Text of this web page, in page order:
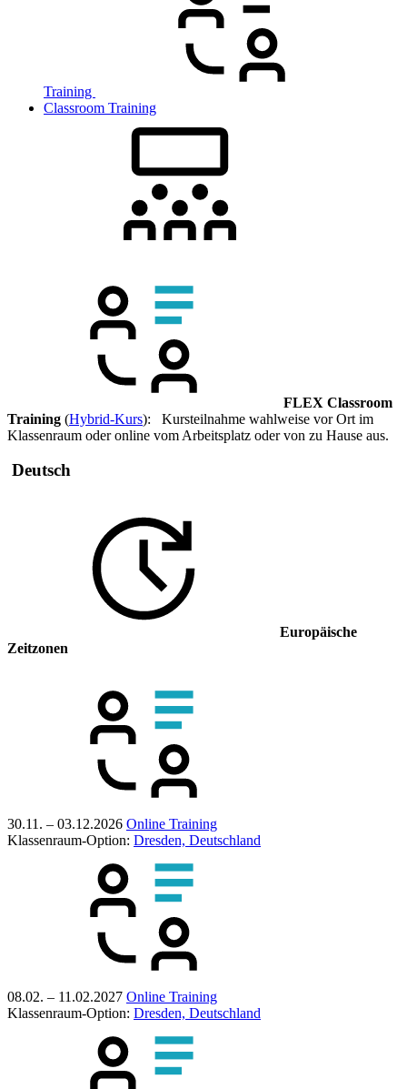
Training
Classroom Training
FLEX Classroom
Training (Hybrid-Kurs): Kursteilnahme wahlweise vor Ort im
Klassenraum oder online vom Arbeitsplatz oder von zu Hause aus.
Deutsch
Europäische
Zeitzonen
30.11. – 03.12.2026 Online Training
Klassenraum-Option: Dresden, Deutschland
08.02. – 11.02.2027 Online Training
Klassenraum-Option: Dresden, Deutschland